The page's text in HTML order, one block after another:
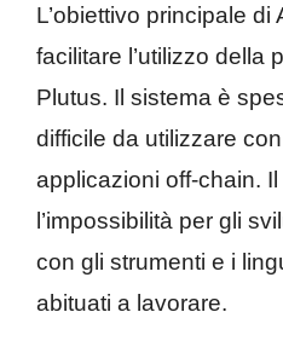
L’obiettivo principale di
facilitare l’utilizzo della
Plutus. Il sistema è
difficile da utilizzare
applicazioni off-chain.
l’impossibilità per gli
con gli strumenti e i
abituati a lavorare.